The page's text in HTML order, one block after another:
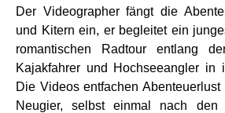
Der Videographer fängt die
und Kitern ein, er begleitet ein
romantischen Radtour entlang
Kajakfahrer und Hochseeangler in
Die Videos entfachen
Neugier, selbst einmal nach